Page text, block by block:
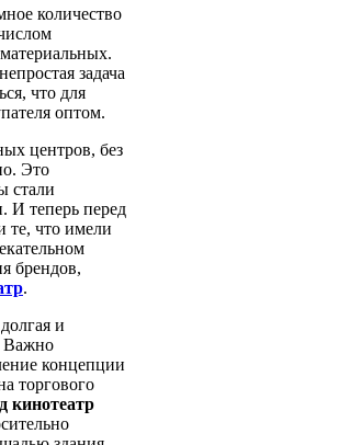
количество
задача
что для
оптом.
центров, без
Это
стали
И теперь перед
те, что имели
брендов,
.
и
Важно
концепции
торгового
кинотеатр